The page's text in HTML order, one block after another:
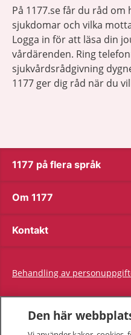
På 1177.se får du råd
sjukdomar och vilka
Logga in för att läsa din
vårdärenden. Ring
sjukvårdsrådgivning
1177 ger dig råd när du
1177 på flera språk
Om 1177
Kontakt
Behandling av
Den här